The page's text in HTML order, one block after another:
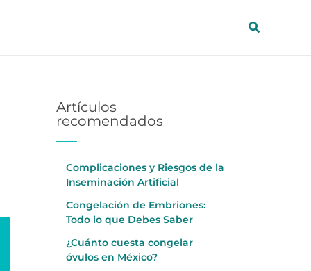
Buscar
Artículos
recomendados
Complicaciones y Riesgos de la
Inseminación Artificial
Congelación de Embriones:
Todo lo que Debes Saber
¿Cuánto cuesta congelar
óvulos en México?